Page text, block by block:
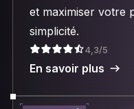
et maximiser votre
simplicité.
4,3/5
En savoir plus